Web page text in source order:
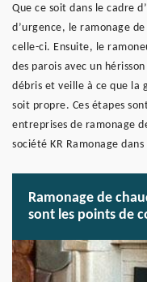
Que ce soit dans le cadre
d’urgence, le ramonage
celle-ci. Ensuite, le
des parois avec un
débris et veille à ce que la
soit propre. Ces étapes
entreprises de ramonage
société KR Ramonage
Ramonage de
sont les points de